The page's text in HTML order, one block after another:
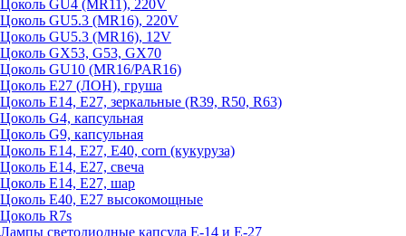
Цоколь GU4 (MR11), 220V
Цоколь GU5.3 (MR16), 220V
Цоколь GU5.3 (MR16), 12V
Цоколь GX53, G53, GX70
Цоколь GU10 (MR16/PAR16)
Цоколь Е27 (ЛОН), груша
Цоколь Е14, Е27, зеркальные (R39, R50, R63)
Цоколь G4, капсульная
Цоколь G9, капсульная
Цоколь Е14, Е27, Е40, corn (кукуруза)
Цоколь Е14, Е27, свеча
Цоколь Е14, Е27, шар
Цоколь Е40, Е27 высокомощные
Цоколь R7s
Лампы светодиодные капсула Е-14 и Е-27